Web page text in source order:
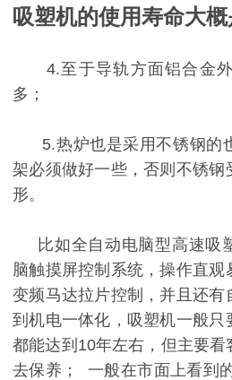
吸塑机的使用寿命大概
4.至于导轨方面铝合金外
多；
5.热炉也是采用不锈钢的
架必须做好一些，否则不锈钢
形。
比如全自动电脑型高速吸
脑触摸屏控制系统，操作直观
变频马达拉片控制，并且还有
到机电一体化，吸塑机一般只
都能达到10年左右，但主要
去保养； 一般在市面上看到